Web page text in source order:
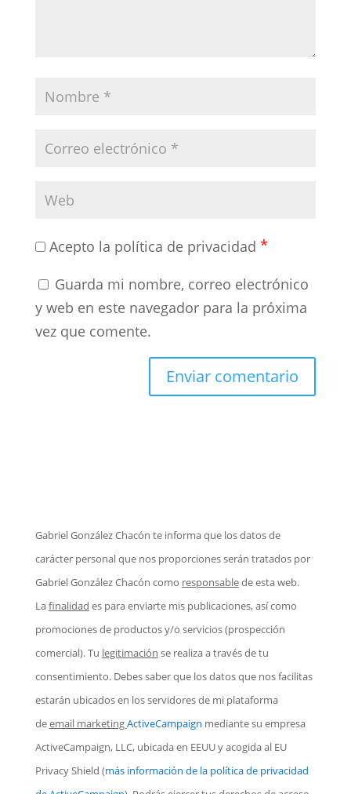
Acepto la política de privacidad *
Guarda mi nombre, correo electrónico
y web en este navegador para la próxima
vez que comente.
Gabriel González Chacón te informa que los datos de
carácter personal que nos proporciones serán tratados por
Gabriel González Chacón como responsablede esta web.
Lafinalidad es para enviarte mis publicaciones, así como
promociones de productos y/o servicios (prospección
comercial). Tu legitimación se realiza a través de tu
consentimiento. Debes saber que los datos que nos facilitas
estarán ubicados en los servidores de mi plataforma
deemail marketingActiveCampaign mediante su empresa
ActiveCampaign, LLC, ubicada en EEUU y acogida al EU
Privacy Shield (más información de la política de privacidad